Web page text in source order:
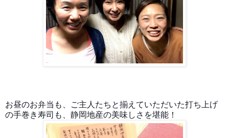
お昼のお弁当も、ご主人たちと揃えていただいた打ち上げ
の手巻き寿司も、静岡地産の美味しさを堪能！